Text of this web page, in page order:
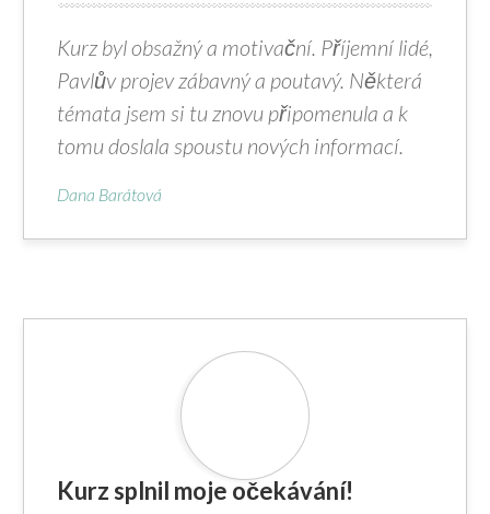
Kurz byl obsažný a motivační. Příjemní lidé,
Pavlův projev zábavný a poutavý. Některá
témata jsem si tu znovu připomenula a k
tomu doslala spoustu nových informací.
Dana Barátová
Kurz splnil moje očekávání!